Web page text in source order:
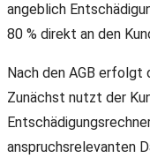
angeblich
80 % direkt an den
Nach den AGB erfolgt
Zunächst nutzt der
anspruchsrelevanten